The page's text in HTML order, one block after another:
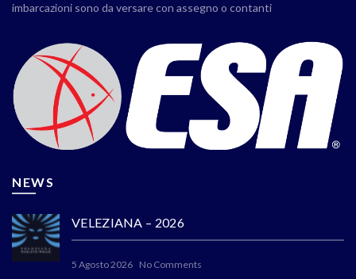
imbarcazioni sono da versare con assegno o contanti
NEWS
VELEZIANA – 2026
5 Agosto 2026 No Comments